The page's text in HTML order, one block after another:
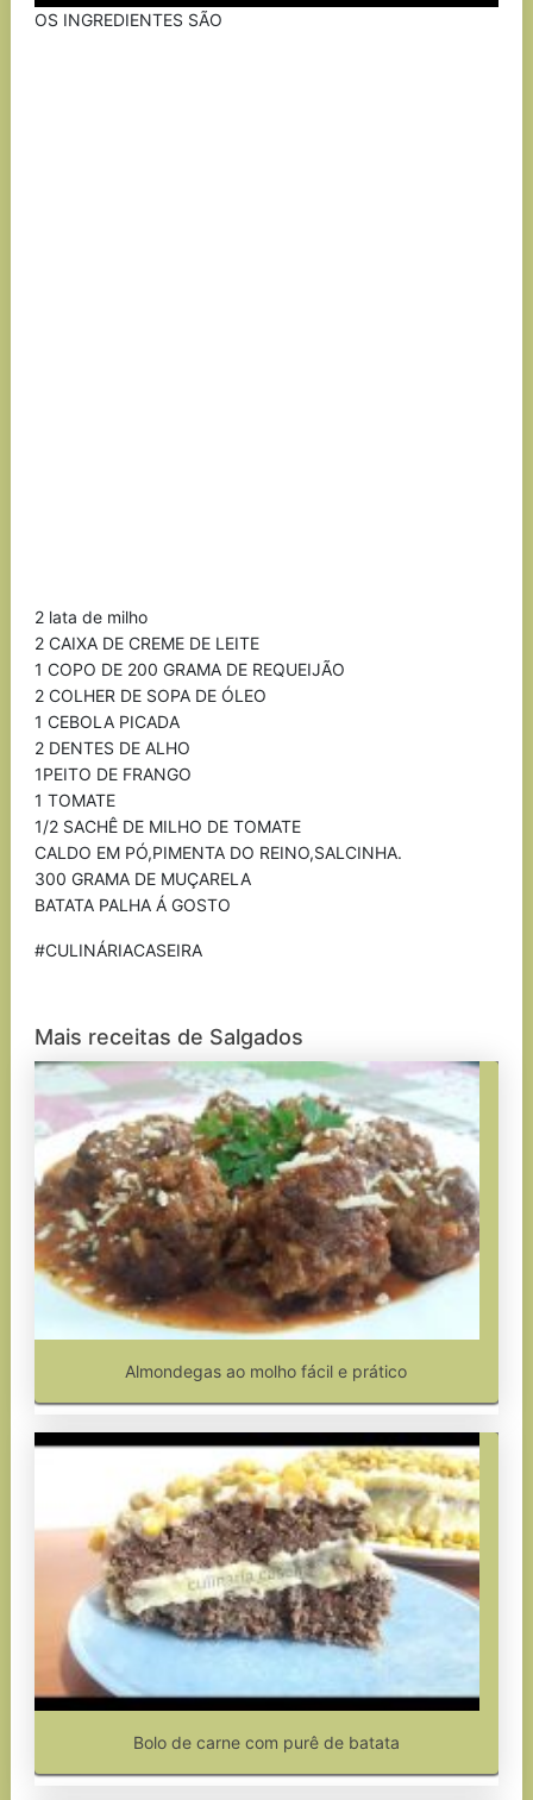
OS INGREDIENTES SÃO
2 lata de milho
2 CAIXA DE CREME DE LEITE
1 COPO DE 200 GRAMA DE REQUEIJÃO
2 COLHER DE SOPA DE ÓLEO
1 CEBOLA PICADA
2 DENTES DE ALHO
1PEITO DE FRANGO
1 TOMATE
1/2 SACHÊ DE MILHO DE TOMATE
CALDO EM PÓ,PIMENTA DO REINO,SALCINHA.
300 GRAMA DE MUÇARELA
BATATA PALHA Á GOSTO
#CULINÁRIACASEIRA
Mais receitas de Salgados
Almondegas ao molho fácil e prático
Bolo de carne com purê de batata